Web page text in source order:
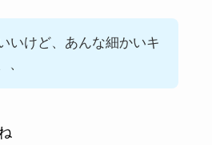
いけど、あんな細かいキ
、